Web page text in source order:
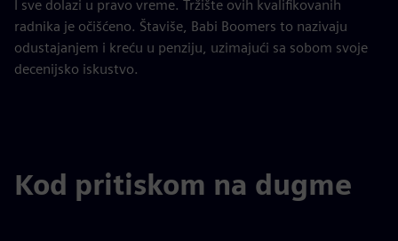
I sve dolazi u pravo vreme. Tržište ovih kvalifikovanih
radnika je očišćeno. Štaviše, Babi Boomers to nazivaju
odustajanjem i kreću u penziju, uzimajući sa sobom svoje
decenijsko iskustvo.
Kod pritiskom na dugme